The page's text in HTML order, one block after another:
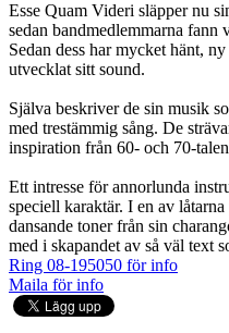
Esse Quam Videri släpper nu
sedan bandmedlemmarna fann
Sedan dess har mycket hänt,
utvecklat sitt sound.
Själva beskriver de sin musik
med trestämmig sång. De
inspiration från 60- och 70-
Ett intresse för annorlunda
speciell karaktär. I en av
dansande toner från sin
med i skapandet av så väl text
Ring 08-195050 för info
Maila för info